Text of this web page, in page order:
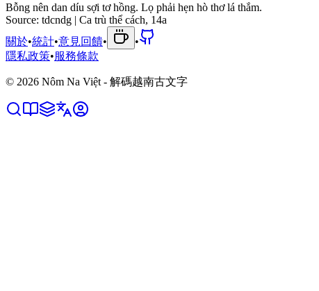
Bỗng nên dan díu sợi tơ hồng. Lọ phải hẹn hò thơ lá thắm.
Source: tdcndg | Ca trù thể cách, 14a
關於•統計•意見回饋•
•
隱私政策•服務條款
© 2026 Nôm Na Việt - 解碼越南古文字